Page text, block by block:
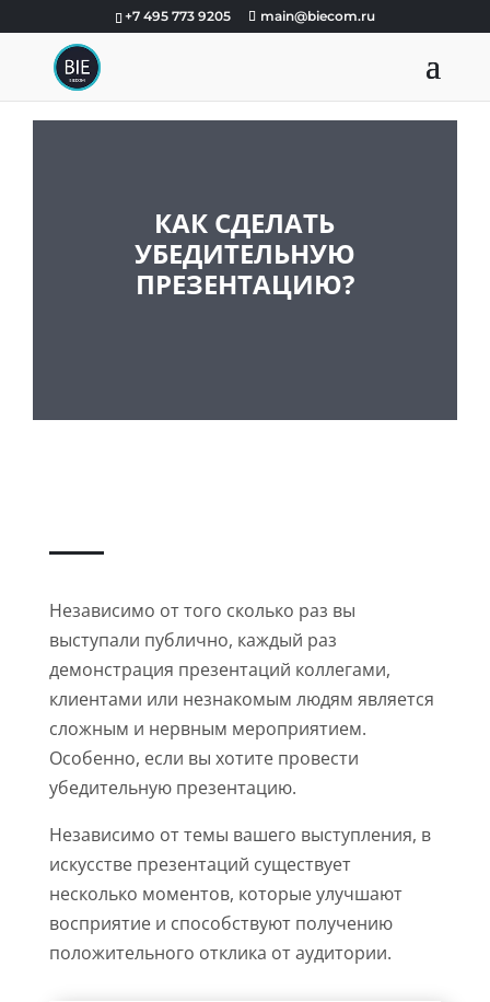
+7 495 773 9205 main@biecom.ru
КАК СДЕЛАТЬ
УБЕДИТЕЛЬНУЮ
ПРЕЗЕНТАЦИЮ?
Независимо от того сколько раз вы
выступали публично, каждый раз
демонстрация презентаций коллегами,
клиентами или незнакомым людям является
сложным и нервным мероприятием.
Особенно, если вы хотите провести
убедительную презентацию.
Независимо от темы вашего выступления, в
искусстве презентаций существует
несколько моментов, которые улучшают
восприятие и способствуют получению
положительного отклика от аудитории.